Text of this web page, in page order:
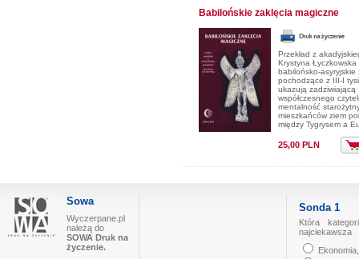
Babilońskie zaklęcia magiczne
Przekład z
Krystyna Łyczkowska
babilońsko-asyryjskie
pochodzące z III-I
ukazują zadziwiającą
współczesnego
mentalność
mieszkańców ziem
między Tygrysem a
25,00 PLN
Sowa
Wyczerpane.pl
należą do
SOWA Druk na
życzenie.
Sonda 1
Która
najciekawsza